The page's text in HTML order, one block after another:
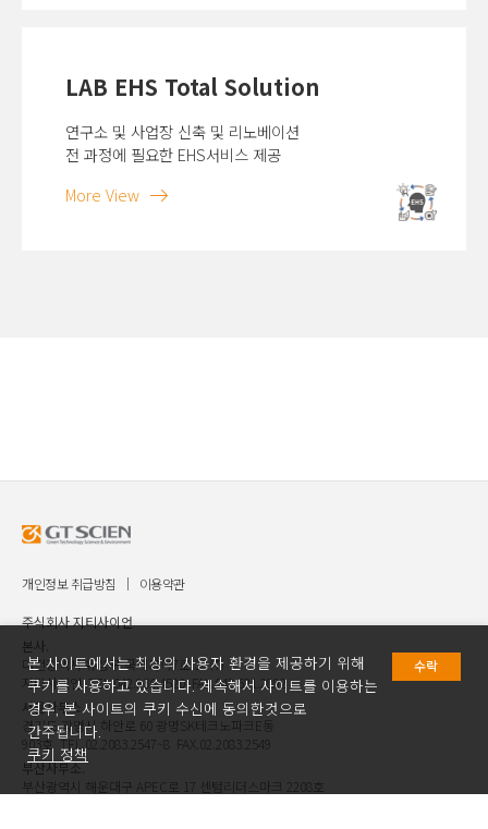
LAB EHS Total Solution
연구소 및 사업장 신축 및 리노베이션
전 과정에 필요한 EHS서비스 제공
More View
개인정보 취급방침 이용약관
주식회사 지티사이언
본사.
대전광역시 유성구 국제과학7로 30 ㈜
지티사이언 TEL.042.936.4520 FAX.042.621.2892
서울사무소.
경기도 광명시 하안로 60 광명SK테크노파크E동
903호 TEL.02.2083.2547~8 FAX.02.2083.2549
부산사무소.
부산광역시 해운대구 APEC로 17 센텀리더스마크 2208호
본 사이트에서는 최상의 사용자 환경을 제공하기 위해
쿠키를 사용하고 있습니다. 계속해서 사이트를 이용하는
경우, 본 사이트의 쿠키 수신에 동의한것으로
간주됩니다.
쿠키 정책
수락